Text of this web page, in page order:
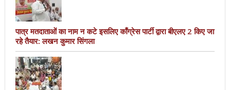
पात्र मतदाताओं का नाम न कटे इसलिए काँग्रेस पार्टी द्वारा बीएलए 2 किए जा
रहे तैयार: लखन कुमार सिंगला